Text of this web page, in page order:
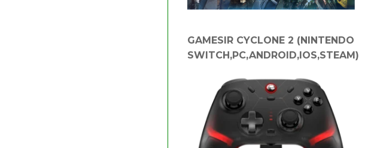
GAMESIR CYCLONE 2 (NINTENDO
SWITCH,PC,ANDROID,IOS,STEAM)